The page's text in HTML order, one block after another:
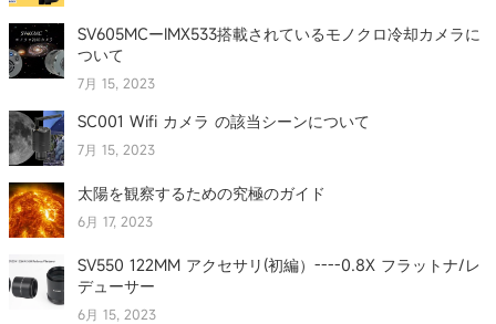
SV605MCーIMX533搭載されているモノクロ冷却カメラに
ついて
7月 15, 2023
SC001 Wifi カメラ の該当シーンについて
7月 15, 2023
太陽を観察するための究極のガイド
6月 17, 2023
SV550 122MM アクセサリ(初編）----0.8X フラットナ/レ
デューサー
6月 15, 2023